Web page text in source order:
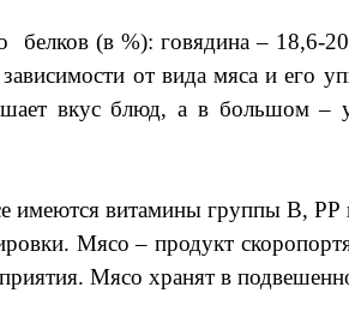
(в %): говядина – 18,6-
от вида мяса и его
вкус блюд, а в большом –
имеются витамины группы В, РР
Мясо – продукт
Мясо хранят в